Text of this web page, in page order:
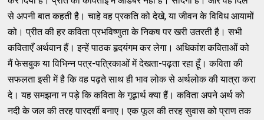
से अपनी बात कहती है। चाहे वह प्रकति को देखे, या जीवन के विविध आयामों
को। प्रीत की हर कविता प्रभविष्णुता के निकष पर खरी उतरती है। सभी
कविताएँ अर्थवान हैं। इन्हें पाठक हृदयंगम कर लेगा। अधिकांश कविताओं को
मैं फेसबुक या विभिन्न पत्र-पत्रिकाओं में देखता-पढ़ता रहा हूँ। कविता की
सफलता इसी में है कि वह पढ़ते साथ ही भाव लोक से अर्थलोक की यात्रा करा
दे। यह समझना न पड़े कि कविता के गूढ़ार्थ क्या हैं। कविता अपने अर्थ को
नदी के जल की तरह पारदर्शी बनाए। एक फूल की तरह सुवास को प्राण तक